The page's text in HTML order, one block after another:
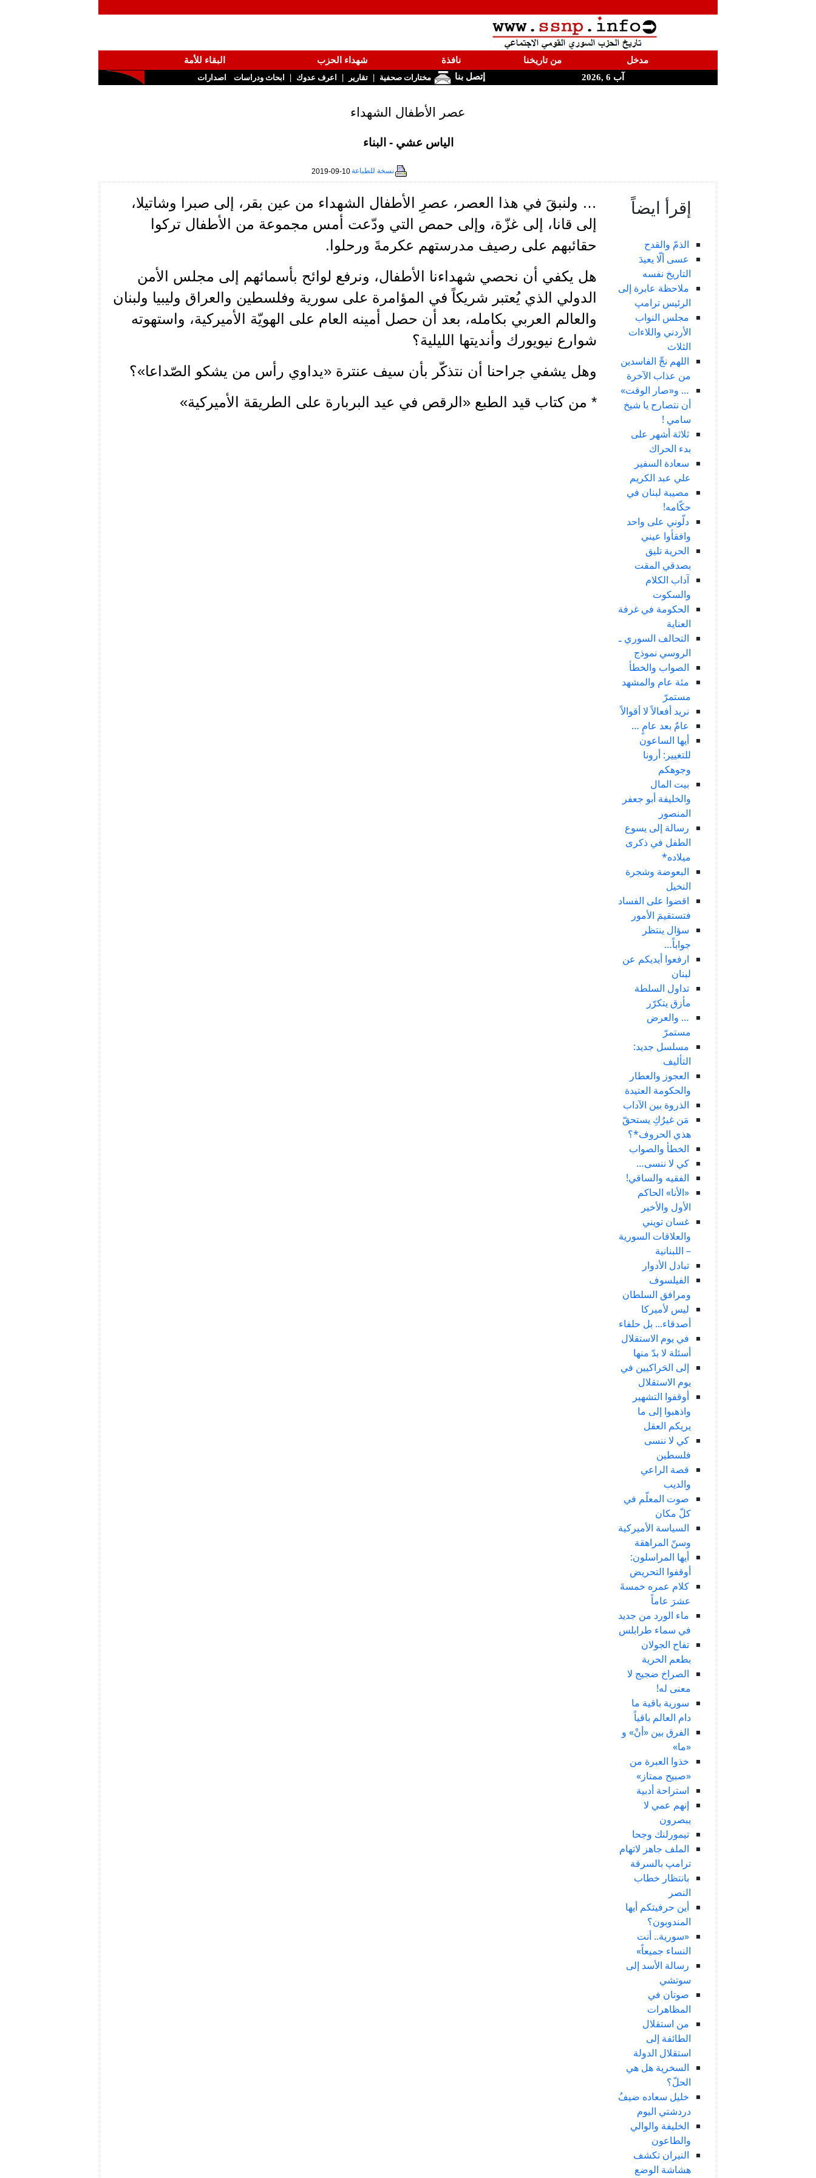
مدخل من تاريخنا نافذة شهداء الحزب
البقاء للأمة
آب 6 ,2026
إتصل بنا مختارات صحفية | تقارير | اعرف عدوك | ابحاث ودراسات اصدارات
عصر الأطفال الشهداء
الياس عشي - البناء
نسخة للطباعة2019-09-10
إقرأ ايضاً
الذمّ والقدح
عسى ألّا يعيدَ
التاريخ نفسه
ملاحظة عابرة إلى
الرئيس ترامپ
مجلس النواب
الأردني واللاءات
الثلاث
اللهم نجِّ الفاسدين
من عذاب الآخرة
… و«صار الوقت»
أن نتصارح يا شيخ
سامي !
ثلاثة أشهر على
بدء الحراك
سعادة السفير
علي عبد الكريم
مصيبة لبنان في
حكّامه!
دلّوني على واحد
وافقأوا عيني
الحرية تليق
بصدقي المقت
آداب الكلام
والسكوت
الحكومة في غرفة
العناية
التحالف السوري ـ
الروسي نموذج
الصواب والخطأ
مئة عام والمشهد
مستمرّ
نريد أفعالاً لا أقوالاً
عامٌ بعد عامٍ …
أيها الساعون
للتغيير: أرونا
وجوهكم
بيت المال
والخليفة أبو جعفر
المنصور
رسالة إلى يسوع
الطفل في ذكرى
ميلاده*
البعوضة وشجرة
النخيل
اقضوا على الفساد
فتستقيمَ الأمور
سؤال ينتظر
جواباً…
ارفعوا أيديكم عن
لبنان
تداول السلطة
مأزق يتكرّر
… والعرض
مستمرّ
مسلسل جديد:
التأليف
العجوز والعطار
والحكومة العتيدة
الذروة بين الآداب
مَن غيرُكِ يستحقّ
هذي الحروف*؟
الخطأ والصواب
كي لا ننسى…
الفقيه والساقي!
«الأنا» الحاكم
الأول والأخير
غسان تويني
والعلاقات السورية
– اللبنانية
تبادل الأدوار
الفيلسوف
ومرافق السلطان
ليس لأميركا
أصدقاء... بل حلفاء
في يوم الاستقلال
أسئلة لا بدّ منها
إلى الحَراكيين في
يوم الاستقلال
أوقفوا التشهير
واذهبوا إلى ما
يريكم العقل
كي لا ننسى
فلسطين
قصة الراعي
والديب
صوت المعلّم في
كلّ مكان
السياسة الأميركية
وسنّ المراهقة
أيها المراسلون:
أوقفوا التحريض
كلام عمره خمسةَ
عشرَ عاماً
ماء الورد من جديد
في سماء طرابلس
تفاح الجولان
بطعم الحرية
الصراخ ضجيج لا
معنى له!
سورية باقية ما
دام العالم باقياً
الفرق بين «أنْ» و
«ما»
خذوا العبرة من
«صبيح ممتاز»
استراحة أدبية
إنهم عمي لا
يبصرون
تيمورلنك وجحا
الملف جاهز لاتهام
ترامپ بالسرقة
بانتظار خطاب
النصر
أين حرفيتكم أيها
المندوبون؟
«سورية.. أنت
النساء جميعاً»
رسالة الأسد إلى
سوتشي
صوتان في
المظاهرات
من استقلال
الطائفة إلى
استقلال الدولة
السخرية هل هي
الحلّ؟
خليل سعاده ضيفُ
دردشتي اليوم
الخليفة والوالي
والطاعون
النيران تكشف
هشاشة الوضع
… ولنبقَ في هذا العصر، عصرِ الأطفال الشهداء من عين بقر، إلى صبرا وشاتيلا،
إلى قانا، إلى غزّة، وإلى حمص التي ودّعت أمس مجموعة من الأطفال تركوا
حقائبهم على رصيف مدرستهم عكرمةَ ورحلوا.
هل يكفي أن نحصي شهداءنا الأطفال، ونرفع لوائح بأسمائهم إلى مجلس الأمن
الدولي الذي يُعتبر شريكاً في المؤامرة على سورية وفلسطين والعراق وليبيا ولبنان
والعالم العربي بكامله، بعد أن حصل أمينه العام على الهويّة الأميركية، واستهوته
شوارع نيويورك وأنديتها الليلية؟
وهل يشفي جراحنا أن نتذكّر بأن سيف عنترة «يداوي رأس من يشكو الصّداعا»؟
* من كتاب قيد الطبع «الرقص في عيد البربارة على الطريقة الأميركية»